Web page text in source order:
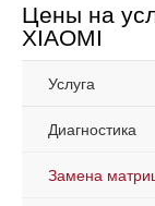
Цены на
XIAOMI
Услуга
Диагностика
Замена